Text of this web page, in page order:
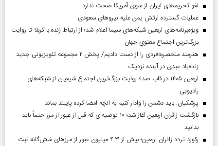
لغو تحریم‌های ایران از سوی آمریکا صحت ندارد
عملیات گسترده ارتش یمن علیه نیروهای سعودی
ویژه‌برنامه‌های اربعین شبکه‌های سیما اعلام شد؛ از ارتباط زنده با کربلا تا روایت
بزرگ‌ترین اجتماع معنوی جهان
هنرمند منحصر‌به‌فردی را از دست دادیم/ پخش ۲ مجموعه تلویزیونی جدید
زنده‌یاد عبدی در آینده نزدیک
اربعین ۱۴۰۵ در قاب صدا؛ روایت بزرگ‌ترین اجتماع شیعیان از شبکه‌های
رادیویی
پزشکیان: باید دشمن را وادار کنیم به آنچه امضا کرده پایبند بماند
بازگشت زائران اربعین آغاز شد؛ ۱۰ توصیه‌ای که قبل از عبور از مرز حتماً باید
بدانید
رکورد تردد زائران اربعین؛ بیش از ۴.۳ میلیون عبور از مرزهای شش‌گانه ثبت